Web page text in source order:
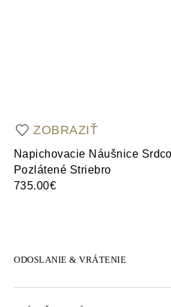
ZOBRAZIŤ
Napichovacie Náušnice
Pozlátené Striebro
735.00€
ODOSLANIE & VRÁTENIE